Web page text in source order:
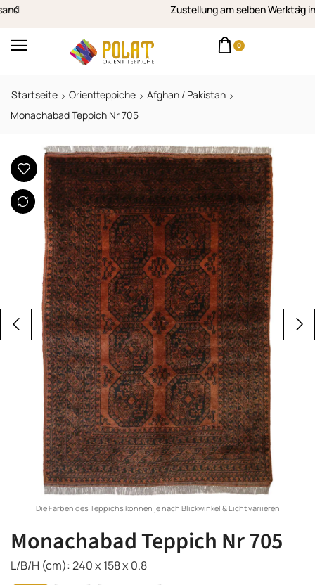
Zustellung am selben Werktag in Vorarlberg
0
Startseite Orientteppiche
Afghan / Pakistan
Monachabad Teppich Nr 705
Die Farben des Teppichs können je nach Blickwinkel & Licht variieren
Monachabad Teppich Nr 705
L/B/H (cm): 240 x 158 x 0.8